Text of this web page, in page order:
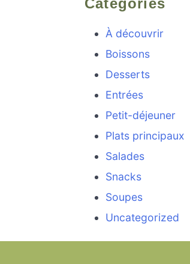
À découvrir
Boissons
Desserts
Entrées
Petit-déjeuner
Plats principaux
Salades
Snacks
Soupes
Uncategorized